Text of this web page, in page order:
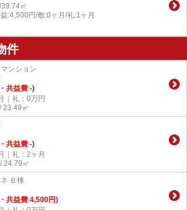
㎡
:4,500円/敷:0ヶ月/礼:1ヶ月
件
ンション
共益費 -)
｜礼：0万円
23.49㎡
共益費 -)
｜礼：2ヶ月
24.79㎡
Ｂ棟
共益費 4,500円)